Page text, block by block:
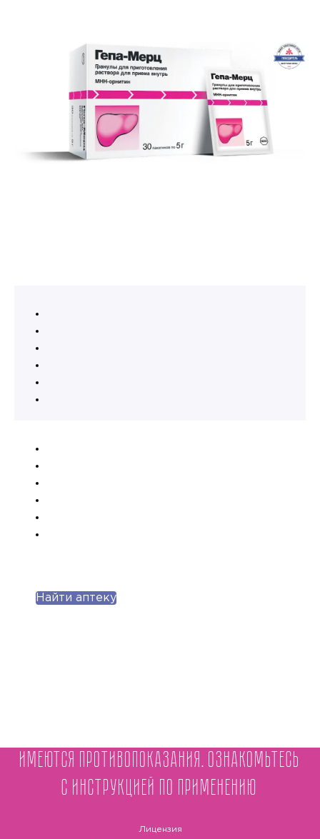
Найти аптеку
Имеются противопоказания. Ознакомьтесь
с инструкцией по применению
Лицензия